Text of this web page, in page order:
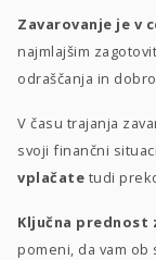
Zavarovanje je v
najmlajšim
odraščanja in
V času trajanja
svoji finančni
vplačate tudi
Ključna prednost
pomeni, da vam